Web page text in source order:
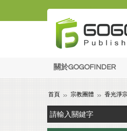
關於GOGOFINDER
首頁 宗教團體 香光淨